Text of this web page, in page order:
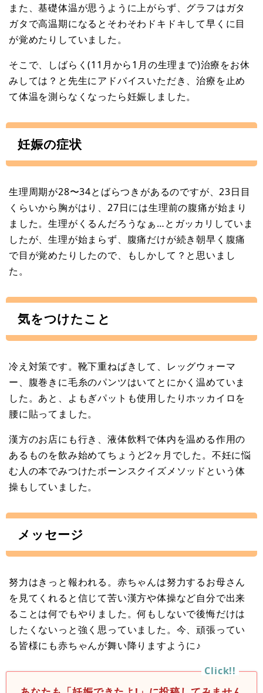
また、基礎体温が思うように上がらず、グラフはガタ
ガタで高温期になるとそわそわドキドキして早くに目
が覚めたりしていました。
そこで、しばらく(11月から1月の生理まで)治療をお休
みしては？と先生にアドバイスいただき、治療を止め
て体温を測らなくなったら妊娠しました。
妊娠の症状
生理周期が28〜34とばらつきがあるのですが、23日目
くらいから胸がはり、27日には生理前の腹痛が始まり
ました。生理がくるんだろうなぁ…とガッカリしていま
したが、生理が始まらず、腹痛だけが続き朝早く腹痛
で目が覚めたりしたので、もしかして？と思いまし
た。
気をつけたこと
冷え対策です。靴下重ねばきして、レッグウォーマ
ー、腹巻きに毛糸のパンツはいてとにかく温めていま
した。あと、よもぎパットも使用したりホッカイロを
腰に貼ってました。
漢方のお店にも行き、液体飲料で体内を温める作用の
あるものを飲み始めてちょうど2ヶ月でした。不妊に悩
む人の本でみつけたボーンスクイズメソッドという体
操もしていました。
メッセージ
努力はきっと報われる。赤ちゃんは努力するお母さん
を見てくれると信じて苦い漢方や体操など自分で出来
ることは何でもやりました。何もしないで後悔だけは
したくないっと強く思っていました。今、頑張ってい
る皆様にも赤ちゃんが舞い降りますように♪